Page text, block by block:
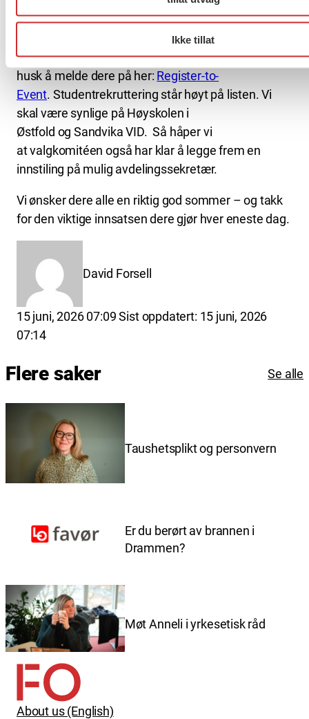
Ikke tillat
Vi går nå inn i sommerperioden, men allerede i
august starter aktivitetene opp igjen med blant
annet med klubbkonferanse for tillitsvalgte i KS, så
husk å melde dere på her: Register-to-
Event. Studentrekruttering står høyt på listen. Vi
skal være synlige på Høyskolen i
Østfold og Sandvika VID. Så håper vi
at valgkomitéen også har klar å legge frem en
innstiling på mulig avdelingssekretær.
Vi ønsker dere alle en riktig god sommer – og takk
for den viktige innsatsen dere gjør hver eneste dag.
David Forsell
Lagt
ut
15 juni, 2026 07:09 Sist oppdatert: 15 juni, 2026
07:14
Flere saker Se alle
Taushetsplikt og personvern
Er du berørt av brannen i
Drammen?
Møt Anneli i yrkesetisk råd
About us (English)